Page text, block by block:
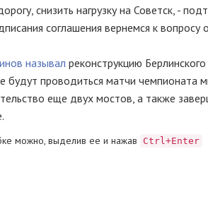
снизить нагрузку на Советск, -
соглашения вернемся к вопросу
называл реконструкцию
будут проводиться матчи чемпионата
еще двух мостов, а также
можно, выделив ее и нажав Ctrl+Enter